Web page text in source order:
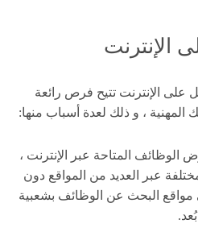
الإنترنت
على الإنترنت تتيح فرص رائعة
المهنية ، و ذلك لعدة أسباب منها:
الوظائف المتاحة عبر الإنترنت ،
عبر العديد من المواقع دون
مواقع البحث عن الوظائف بشعبية